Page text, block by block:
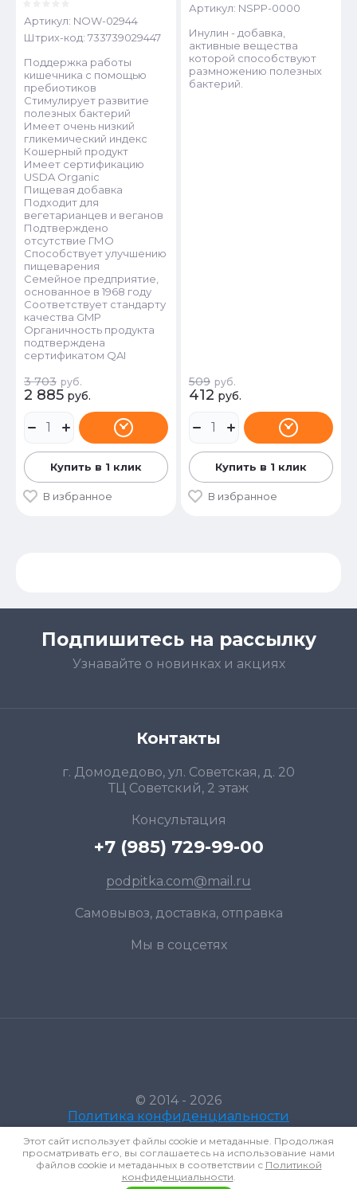
Артикул: NOW-02944
Штрих-код: 733739029447
Поддержка работы
кишечника с помощью
пребиотиков
Стимулирует развитие
полезных бактерий
Имеет очень низкий
гликемический индекс
Кошерный продукт
Имеет сертификацию
USDA Organic
Пищевая добавка
Подходит для
вегетарианцев и веганов
Подтверждено
отсутствие ГМО
Способствует улучшению
пищеварения
Семейное предприятие,
основанное в 1968 году
Соответствует стандарту
качества GMP
Органичность продукта
подтверждена
сертификатом QAI
3 703 руб.
2 885 руб.
Купить в 1 клик
В избранное
Артикул: NSPP-0000
Инулин - добавка,
активные вещества
которой способствуют
размножению полезных
бактерий.
509 руб.
412 руб.
Купить в 1 клик
В избранное
Подпишитесь на рассылку
Узнавайте о новинках и акциях
Контакты
г. Домодедово, ул. Советская, д. 20
ТЦ Советский, 2 этаж
Консультация
+7 (985) 729-99-00
podpitka.com@mail.ru
Самовывоз, доставка, отправка
Мы в соцсетях
© 2014 - 2026
Политика конфиденциальности
Этот сайт использует файлы cookie и метаданные. Продолжая
просматривать его, вы соглашаетесь на использование нами
файлов cookie и метаданных в соответствии с Политикой
конфиденциальности.